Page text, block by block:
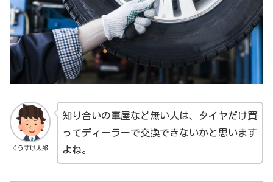
くうすけ太郎
知り合いの車屋など無い人は、タイヤだけ買
ってディーラーで交換できないかと思います
よね。